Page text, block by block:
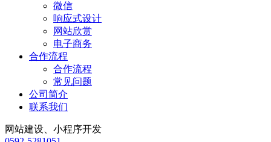
微信
响应式设计
网站欣赏
电子商务
合作流程
合作流程
常见问题
公司简介
联系我们
网站建设、小程序开发